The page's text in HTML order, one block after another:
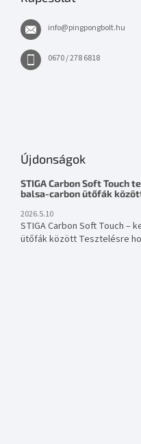
info@pingpongbolt.hu
0670 / 278 6818
Újdonságok
STIGA Carbon Soft Touch
balsa-carbon ütőfák
2026.5.10
STIGA Carbon Soft Touch –
ütőfák között Tesztelésre